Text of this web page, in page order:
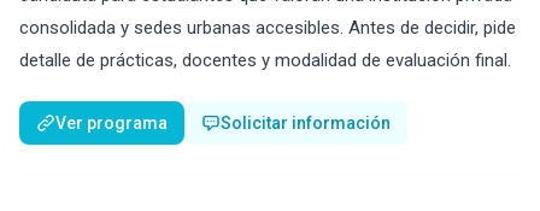
consolidada y sedes urbanas accesibles. Antes de decidir, pide
detalle de prácticas, docentes y modalidad de evaluación final.
Ver programa Solicitar información